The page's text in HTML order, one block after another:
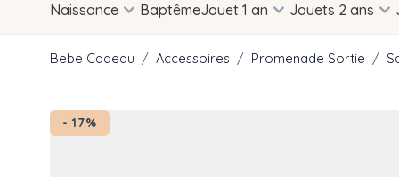
Naissance BaptêmeJouet 1 an Jouets 2 ans
Bebe Cadeau / Accessoires / Promenade Sortie /
- 17%